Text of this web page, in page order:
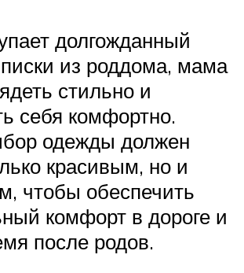
долгожданный
из роддома, мама
стильно и
себя комфортно.
одежды должен
красивым, но и
чтобы обеспечить
комфорт в дороге и
после родов.